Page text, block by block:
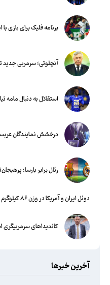
برنامه فلیک برای بازی با
آنچلوتی؛ سرمربی جدید
استقلال به دنبال مامه
درخشش نمایندگان
رئال برابر بارسا؛
دوئل ایران و آمریکا در وزن ۸۶ کیلوگرم کشتی آزاد
کاندیداهای سرمربیگری
آخرین خبرها